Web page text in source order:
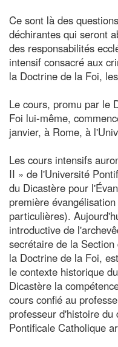
Ce sont là des
déchirantes qui seront
des responsabilités
intensif consacré aux
la Doctrine de la Foi,
Le cours, promu par le
Foi lui-même,
janvier, à Rome, à
Les cours intensifs
II » de l'Université
du Dicastère pour
première
particulières).
introductive de
secrétaire de la
la Doctrine de la Foi,
le contexte historique
Dicastère la
cours confié au
professeur d'histoire
Pontificale Catholique